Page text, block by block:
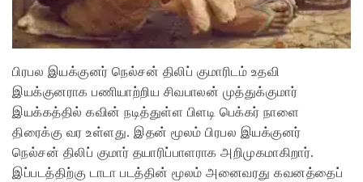
பிரபல இயக்குனர் நெல்சன் திலிப் குமாரிடம் உதவி
இயக்குனராக பணியாற்றிய சிவபாலன் முத்துக்குமார்
இயக்கத்தில் கவின் நடித்துள்ள பிளடி பெக்கர் நாளை
திரைக்கு வர உள்ளது. இதன் மூலம் பிரபல இயக்குனர்
நெல்சன் திலிப் குமார் தயாரிப்பாளராக அறிமுகமாகிறார்.
இப்படத்திற்கு டாடா படத்தின் மூலம் அனைவரது கவனத்தைப்